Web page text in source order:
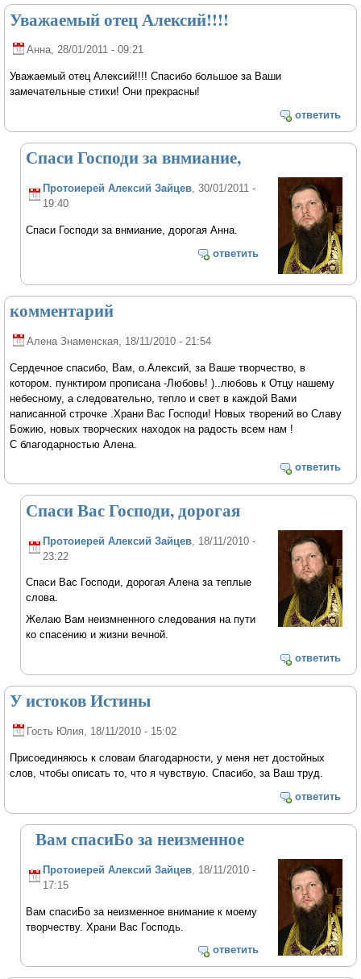
Уважаемый отец Алексий!!!!
Анна, 28/01/2011 - 09:21
Уважаемый отец Алексий!!!! Спасибо большое за Ваши
замечательные стихи! Они прекрасны!
ответить
Спаси Господи за внмиание,
Протоиерей Алексий Зайцев, 30/01/2011 -
19:40
Спаси Господи за внмиание, дорогая Анна.
ответить
комментарий
Алена Знаменская , 18/11/2010 - 21:54
Сердечное спасибо, Вам, о.Алексий, за Ваше творчество, в
котором. пунктиром прописана -Любовь! )..любовь к Отцу нашему
небесному, а следовательно, тепло и свет в каждой Вами
написанной строчке .Храни Вас Господи! Новых творений во Славу
Божию, новых творческих находок на радость всем нам !
С благодарностью Алена.
ответить
Спаси Вас Господи, дорогая
Протоиерей Алексий Зайцев , 18/11/2010 -
23:22
Спаси Вас Господи, дорогая Алена за теплые
слова.
Желаю Вам неизмненного следования на пути
ко спасению и жизни вечной.
ответить
У истоков Истины
Гость Юлия, 18/11/2010 - 15:02
Присоединяюсь к словам благодарности, у меня нет достойных
слов, чтобы описать то, что я чувствую. Спасибо, за Ваш труд.
ответить
Вам спасиБо за неизменное
Протоиерей Алексий Зайцев , 18/11/2010 -
17:15
Вам спасиБо за неизменное внимание к моему
творчеству. Храни Вас Господь.
ответить